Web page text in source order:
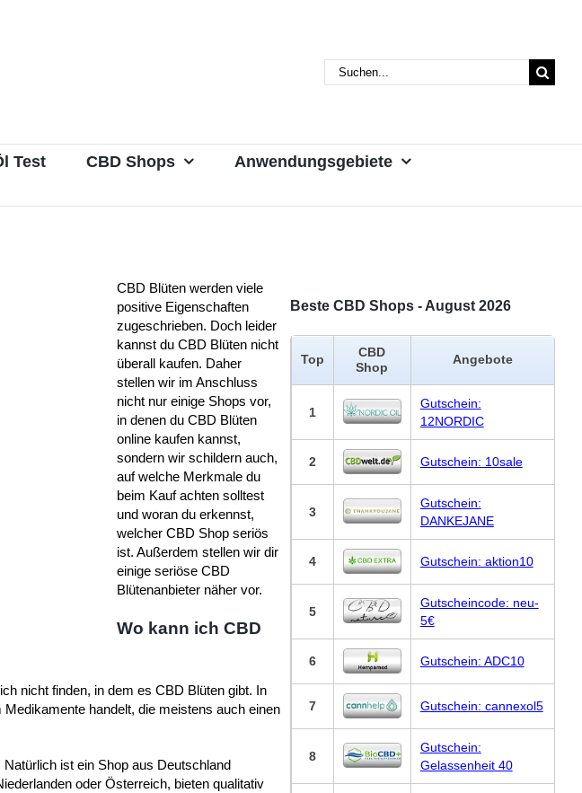
Suche
nach:
Test CBD Shops
Anwendungsgebiete
CBD Blüten werden viele
positive Eigenschaften
zugeschrieben. Doch leider
kannst du CBD Blüten nicht
überall kaufen. Daher
stellen wir im Anschluss
nicht nur einige Shops vor,
in denen du CBD Blüten
online kaufen kannst,
sondern wir schildern auch,
auf welche Merkmale du
beim Kauf achten solltest
und woran du erkennst,
welcher CBD Shop seriös
ist. Außerdem stellen wir dir
einige seriöse CBD
Blütenanbieter näher vor.
Wo kann ich CBD
nicht finden, in dem es CBD Blüten gibt. In
handelt, die meistens auch einen
ist ein Shop aus Deutschland
oder Österreich, bieten qualitativ
Beste CBD Shops - August 2026
Top
CBD
Shop
Angebote
1
Gutschein:
12NORDIC
2 Gutschein: 10sale
3
Gutschein:
DANKEJANE
4 Gutschein: aktion10
5
Gutscheincode: neu-
5€
6 Gutschein: ADC10
7 Gutschein: cannexol5
8
Gutschein:
Gelassenheit 40